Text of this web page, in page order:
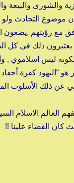
والشورى والبيعة
موضوع التحادث
مع رؤيتهم ,يضعون
يعتبرون ذلك في كل
ليس اسلاموي ,
هو “اليهود كفرة
عن ذلك الأسلوب
يفهم العالم
كان القضاء علينا !!